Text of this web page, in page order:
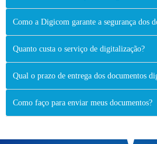
Como a Digicom garante a segurança dos
Quanto custa o serviço de digitalização?
Qual o prazo de entrega dos documentos
Como faço para enviar meus documentos?